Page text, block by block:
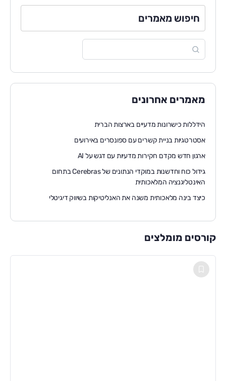
חיפוש מאמרים
מאמרים אחרונים
הידללות כישרונות מדעיים בארצות הברית
אסטרטגיות בניית קשרים עם ספונסרים באירועים
ארגון חדש מקדם חקירות מדעיות עם דגש על AI
גידול כוח וחדשנות במוקדי הנתונים של Cerebras בתחום
האינטליגנציה המלאכותית
כיצד בינה מלאכותית משנה את האנליטיקות בשיווק דיגיטלי
קורסים מומלצים